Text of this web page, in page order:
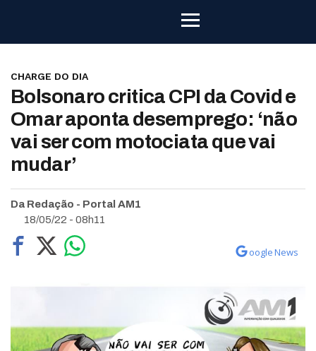
CHARGE DO DIA
Bolsonaro critica CPI da Covid e
Omar aponta desemprego: ‘não
vai ser com motociata que vai
mudar’
Da Redação - Portal AM1
18/05/22 - 08h11
oogle News